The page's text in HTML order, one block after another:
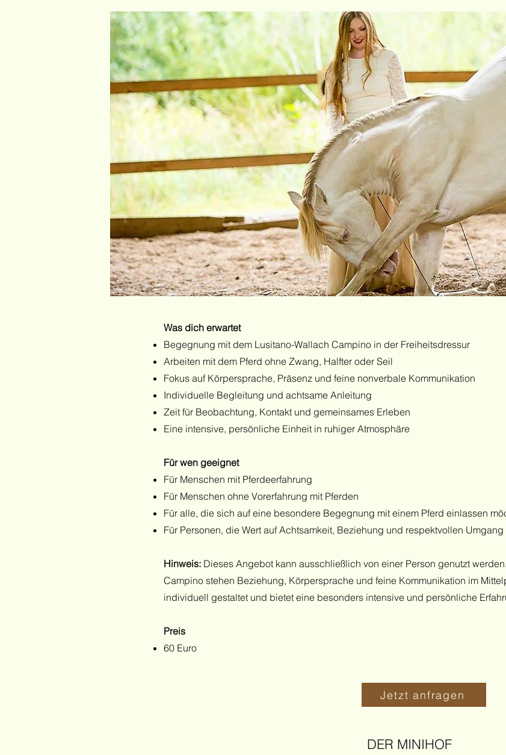
Was dich erwartet
Begegnung mit dem Lusitano-Wallach Campino in der Freiheitsdressur
Arbeiten mit dem Pferd ohne Zwang, Halfter oder Seil
Fokus auf Körpersprache, Präsenz und feine nonverbale Kommunikation
Individuelle Begleitung und achtsame Anleitung
Zeit für Beobachtung, Kontakt und gemeinsames Erleben
Eine intensive, persönliche Einheit in ruhiger Atmosphäre
Für wen geeignet
Für Menschen mit Pferdeerfahrung
Für Menschen ohne Vorerfahrung mit Pferden
Für alle, die sich auf eine besondere Begegnung mit einem Pferd einlassen
Für Personen, die Wert auf Achtsamkeit, Beziehung und respektvollen
Hinweis: Dieses Angebot kann ausschließlich von einer Person genutzt
Campino stehen Beziehung, Körpersprache und feine Kommunikation im
individuell gestaltet und bietet eine besonders intensive und persönliche
Preis
60 Euro
Jetzt anfragen
DER MINIHOF